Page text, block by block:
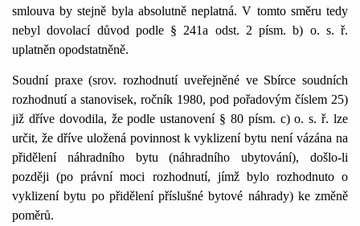
smlouva by stejně byla absolutně neplatná. V tomto směru tedy
nebyl dovolací důvod podle § 241a odst. 2 písm. b) o. s. ř.
uplatněn opodstatněně.
Soudní praxe (srov. rozhodnutí uveřejněné ve Sbírce soudních
rozhodnutí a stanovisek, ročník 1980, pod pořadovým číslem 25)
již dříve dovodila, že podle ustanovení § 80 písm. c) o. s. ř. lze
určit, že dříve uložená povinnost k vyklizení bytu není vázána na
přidělení náhradního bytu (náhradního ubytování), došlo-li
později (po právní moci rozhodnutí, jímž bylo rozhodnuto o
vyklizení bytu po přidělení příslušné bytové náhrady) ke změně
poměrů.